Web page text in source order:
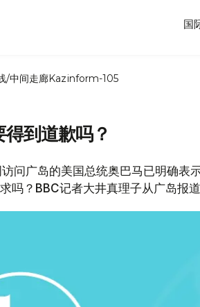
国
/中间走廊Kazinform-105
到道歉吗？
问广岛的美国总统奥巴马已明确表
吗？BBC记者大井真理子从广岛报道